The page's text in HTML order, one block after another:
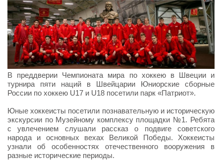
В преддверии Чемпионата мира по хоккею в Швеции и
турнира пяти наций в Швейцарии Юниорские сборные
России по хоккею U17 и U18 посетили парк «Патриот».
Юные хоккеисты посетили познавательную и историческую
экскурсии по Музейному комплексу площадки №1. Ребята
с увлечением слушали рассказ о подвиге советского
народа и основных вехах Великой Победы. Хоккеисты
узнали об особенностях отечественного вооружения в
разные исторические периоды.